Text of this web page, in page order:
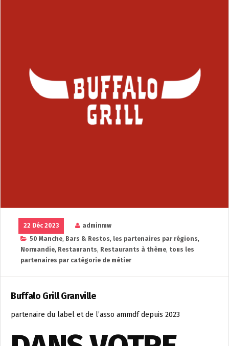
22 Déc 2023
adminmw
50 Manche, Bars & Restos, les partenaires par régions,
Normandie, Restaurants, Restaurants à thème, tous les
partenaires par catégorie de métier
Buffalo Grill Granville
partenaire du label et de l’asso ammdf depuis 2023